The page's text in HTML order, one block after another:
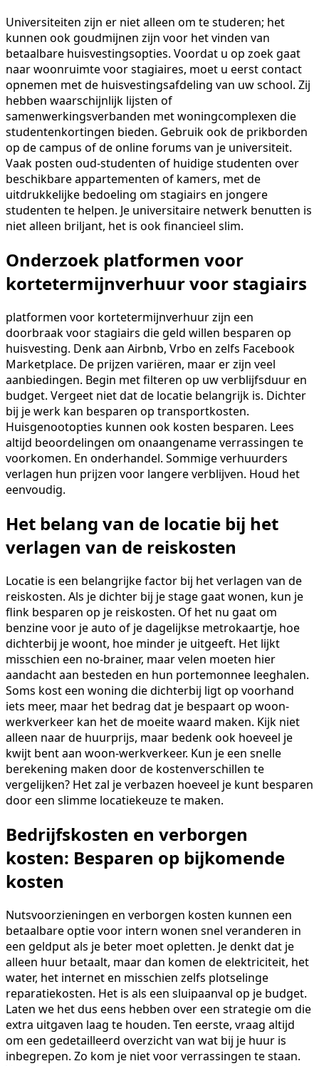
Universiteiten zijn er niet alleen om te studeren; het
kunnen ook goudmijnen zijn voor het vinden van
betaalbare huisvestingsopties. Voordat u op zoek gaat
naar woonruimte voor stagiaires, moet u eerst contact
opnemen met de huisvestingsafdeling van uw school. Zij
hebben waarschijnlijk lijsten of
samenwerkingsverbanden met woningcomplexen die
studentenkortingen bieden. Gebruik ook de prikborden
op de campus of de online forums van je universiteit.
Vaak posten oud-studenten of huidige studenten over
beschikbare appartementen of kamers, met de
uitdrukkelijke bedoeling om stagiairs en jongere
studenten te helpen. Je universitaire netwerk benutten is
niet alleen briljant, het is ook financieel slim.
Onderzoek platformen voor
kortetermijnverhuur voor stagiairs
platformen voor kortetermijnverhuur zijn een
doorbraak voor stagiairs die geld willen besparen op
huisvesting. Denk aan Airbnb, Vrbo en zelfs Facebook
Marketplace. De prijzen variëren, maar er zijn veel
aanbiedingen. Begin met filteren op uw verblijfsduur en
budget. Vergeet niet dat de locatie belangrijk is. Dichter
bij je werk kan besparen op transportkosten.
Huisgenootopties kunnen ook kosten besparen. Lees
altijd beoordelingen om onaangename verrassingen te
voorkomen. En onderhandel. Sommige verhuurders
verlagen hun prijzen voor langere verblijven. Houd het
eenvoudig.
Het belang van de locatie bij het
verlagen van de reiskosten
Locatie is een belangrijke factor bij het verlagen van de
reiskosten. Als je dichter bij je stage gaat wonen, kun je
flink besparen op je reiskosten. Of het nu gaat om
benzine voor je auto of je dagelijkse metrokaartje, hoe
dichterbij je woont, hoe minder je uitgeeft. Het lijkt
misschien een no-brainer, maar velen moeten hier
aandacht aan besteden en hun portemonnee leeghalen.
Soms kost een woning die dichterbij ligt op voorhand
iets meer, maar het bedrag dat je bespaart op woon-
werkverkeer kan het de moeite waard maken. Kijk niet
alleen naar de huurprijs, maar bedenk ook hoeveel je
kwijt bent aan woon-werkverkeer. Kun je een snelle
berekening maken door de kostenverschillen te
vergelijken? Het zal je verbazen hoeveel je kunt besparen
door een slimme locatiekeuze te maken.
Bedrijfskosten en verborgen
kosten: Besparen op bijkomende
kosten
Nutsvoorzieningen en verborgen kosten kunnen een
betaalbare optie voor intern wonen snel veranderen in
een geldput als je beter moet opletten. Je denkt dat je
alleen huur betaalt, maar dan komen de elektriciteit, het
water, het internet en misschien zelfs plotselinge
reparatiekosten. Het is als een sluipaanval op je budget.
Laten we het dus eens hebben over een strategie om die
extra uitgaven laag te houden. Ten eerste, vraag altijd
om een gedetailleerd overzicht van wat bij je huur is
inbegrepen. Zo kom je niet voor verrassingen te staan.